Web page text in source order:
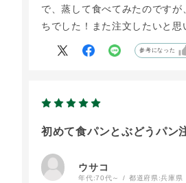
で、蒸して食べてみたのですが
ちでした！また注文したいと思
参考になった
初めて食パンとぶどうパン
ウサコ
年代:70代～ 都道府県:兵庫県